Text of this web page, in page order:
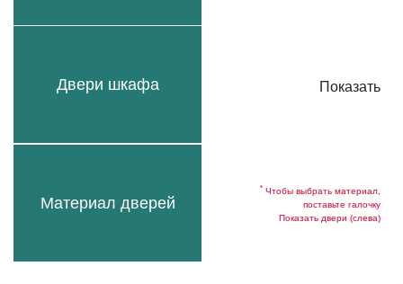
Двери шкафа
Материал дверей
Показать
* Чтобы выбрать материал,
поставьте галочку
Показать двери (слева)